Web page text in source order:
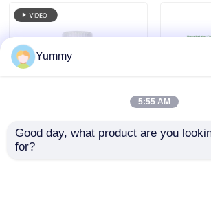
Tekrar oku Mag Oligo
Yummy
5:55 AM
Good day, what product are you
for?